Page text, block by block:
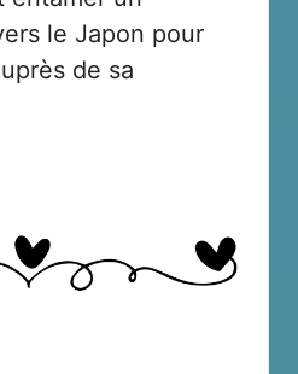
le Japon pour
de sa